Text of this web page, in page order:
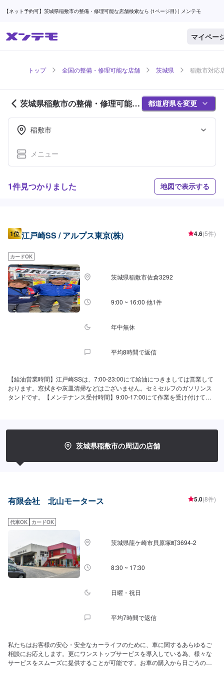
【ネット予約可】茨城県稲敷市の整備・修理可能な店舗検索なら (1ページ目) | メンテモ
マイペー
トップ 全国の整備・修理可能な店舗 茨城県 稲敷市対応
茨城県稲敷市の整備・修理可能な
店舗紹介 (1ページ目)
都道府県を変更
稲敷市
メニュー
1件見つかりました 地図で表示する
1位 江戸崎SS / アルプス東京(株) 4.6(5件)
カードOK
茨城県稲敷市佐倉3292
9:00 ~ 16:00 他1件
年中無休
平均8時間で返信
【給油営業時間】江戸崎SSは、7:00-23:00にて給油につきましては営業して
おります。窓拭きや灰皿清掃などはございません。セミセルフのガソリンス
タンドです。【メンテナンス受付時間】9:00-17:00にて作業を受け付けてお
リン・軽油が5円/L引きです！その他のお得な特典もございますので、お気軽
にスタッフまでお問い合わせください。
茨城県稲敷市の周辺の店舗
有限会社 北山モータース 5.0(8件)
代車OK カードOK
茨城県龍ケ崎市貝原塚町3694-2
8:30 ~ 17:30
日曜・祝日
平均7時間で返信
私たちはお客様の安心・安全なカーライフのために、車に関するあらゆるご
相談にお応えします。更にワンストップサービスを導入している為、様々な
サービスをスムーズに提供することが可能です。お車の購入から日ごろのメ